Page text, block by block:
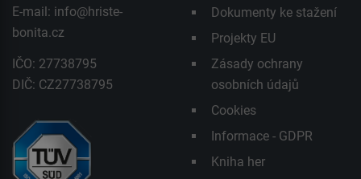
E-mail: info@hriste-
bonita.cz
IČO: 27738795
DIČ: CZ27738795
Dokumenty ke stažení
Projekty EU
Zásady ochrany
osobních údajů
Cookies
Informace - GDPR
Kniha her